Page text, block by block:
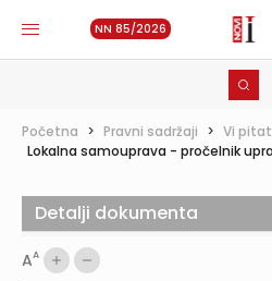
NN 85/2026
Početna > Pravni sadržaji > Vi
Lokalna samouprava - pročelnik
AA
Detalji dokumenta